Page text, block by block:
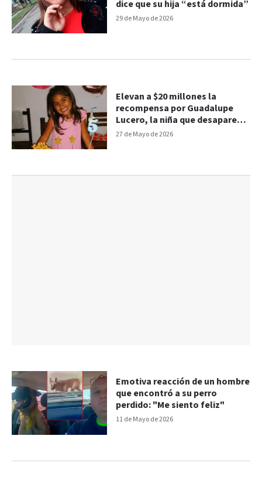
29 de Mayo de 2026
dice que su hija “está dormida”
27 de Mayo de 2026
Elevan a $20 millones la
recompensa por Guadalupe
Lucero, la niña que desapareció
en San Luis en 2021
11 de Mayo de 2026
Emotiva reacción de un hombre
que encontró a su perro
perdido: "Me siento feliz"